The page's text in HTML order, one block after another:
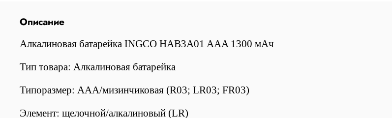
Описание
Алкалиновая батарейка INGCO HAB3A01 AAA 1300 мАч
Тип товара: Алкалиновая батарейка
Типоразмер: AAA/мизинчиковая (R03; LR03; FR03)
Элемент: щелочной/алкалиновый (LR)